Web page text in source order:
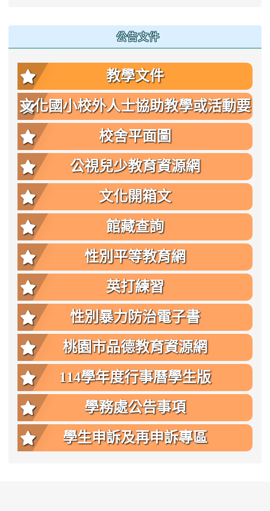
公告文件
教學文件
文化國小校外人士協助教學或活動要
點
校舍平面圖
公視兒少教育資源網
文化開箱文
館藏查詢
性別平等教育網
英打練習
性別暴力防治電子書
桃園市品德教育資源網
114學年度行事曆學生版
學務處公告事項
學生申訴及再申訴專區